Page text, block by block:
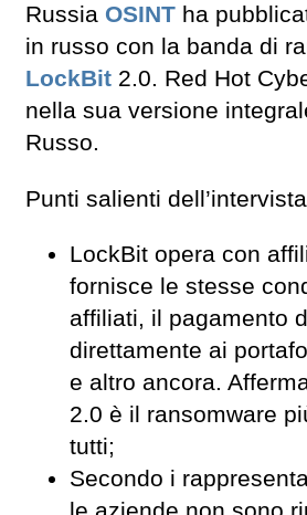
Russia OSINT ha
in russo con la banda di
LockBit 2.0. Red Hot
nella sua versione
Russo.
Punti salienti
LockBit opera con
fornisce le stesse
affiliati, il pagamento
direttamente ai
e altro ancora.
2.0 è il ransomware
tutti;
Secondo i